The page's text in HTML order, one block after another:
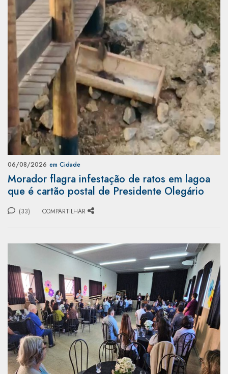
06/08/2026 em Cidade
Morador flagra infestação de ratos em lagoa
que é cartão postal de Presidente Olegário
(33) COMPARTILHAR